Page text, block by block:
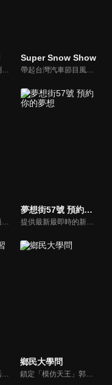
測試輪胎、購車長測、交通法規、海外試駕，不只是試車，CARLINK將帶給你更全方位的內容！
Super Snow Show
帶起台灣汽車節目風潮，前TVBS《地球黃金線》與東森《夢想街57號》主持人，「車界女神」廖盈婷，自製談話性節目《Super Snow Show》，持續以熱情和風趣的主持風格，打造出高人氣試車頻道，介紹車與生活。
《玩車大麥克》透過輕鬆、愉快的方式，把汽車、親子、旅遊與美食等相關資訊傳達給網友們。玩樂生活、輕鬆懂車！
夢想街57號 預約你的夢想
提供最新最即時的新車資訊、邀請汽車達人分享試車報告，同時幫觀眾做最仔細的車款集評！還有專家分享最實用、最省錢的愛車維修撇步，甚至將難得一見的限量車、改裝車直接搬到棚內，將更專業、更豐富、更多元化的內容呈現給觀眾。
泰德是一輛迷你而活潑的火車。 它總是在嘗試新的冒險，並盡可能通過他玩的遊戲學到東西。 在他的冒險中，泰德學習了形狀、顏色和數位。 小朋友們快來和泰德一起快樂地學習吧！
鄉民大學問
鎖定「模仿天王」郭子乾，還有高顏值學霸大學生辛辣提問唷！全新優質節目都在NOWnews《鄉民大學問》！